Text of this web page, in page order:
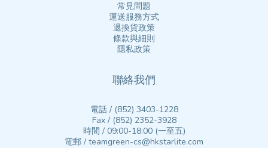
常見問題
運送服務方式
退換貨政策
條款與細則
隱私政策
聯絡我們
電話 / (852) 3403-1228
Fax / (852) 2352-3928
時間 / 09:00-18:00 (一至五)
電郵 / teamgreen-cs@hkstarlite.com